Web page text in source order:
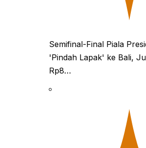
Semifinal-Final Piala
'Pindah Lapak' ke Bali,
Rp8…